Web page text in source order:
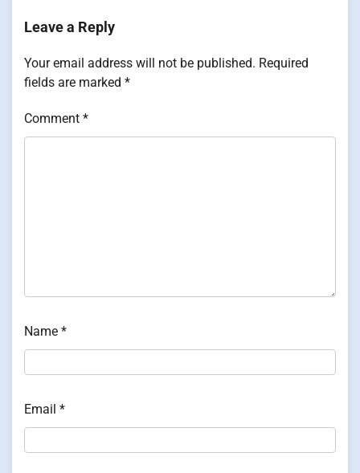
Leave a Reply
Your email address will not be published. Required
fields are marked *
Comment *
Name *
Email *